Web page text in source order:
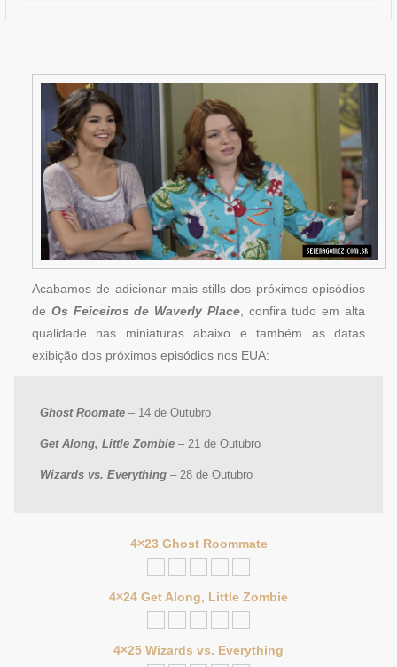
Acabamos de adicionar mais stills dos próximos episódios
de Os Feiceiros de Waverly Place, confira tudo em alta
qualidade nas miniaturas abaixo e também as datas
exibição dos próximos episódios nos EUA:
Ghost Roomate – 14 de Outubro
Get Along, Little Zombie – 21 de Outubro
Wizards vs. Everything – 28 de Outubro
4×23 Ghost Roommate
4×24 Get Along, Little Zombie
4×25 Wizards vs. Everything